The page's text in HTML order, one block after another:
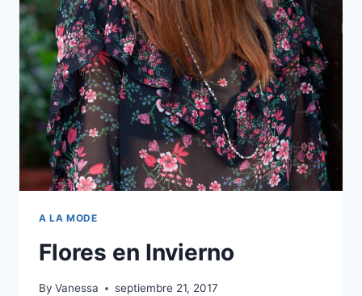
A LA MODE
Flores en Invierno
By Vanessa septiembre 21, 2017